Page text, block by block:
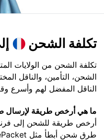
تكلفة الشحن
تكلفة الشحن من الولايات
الناقل المفضل لهم وأسرع
ما هي أرخص طريقة لإرسال
أرخص طريقة للشحن إلى
طرق شحن أبطأ مثل ePacket أو DHL Express.